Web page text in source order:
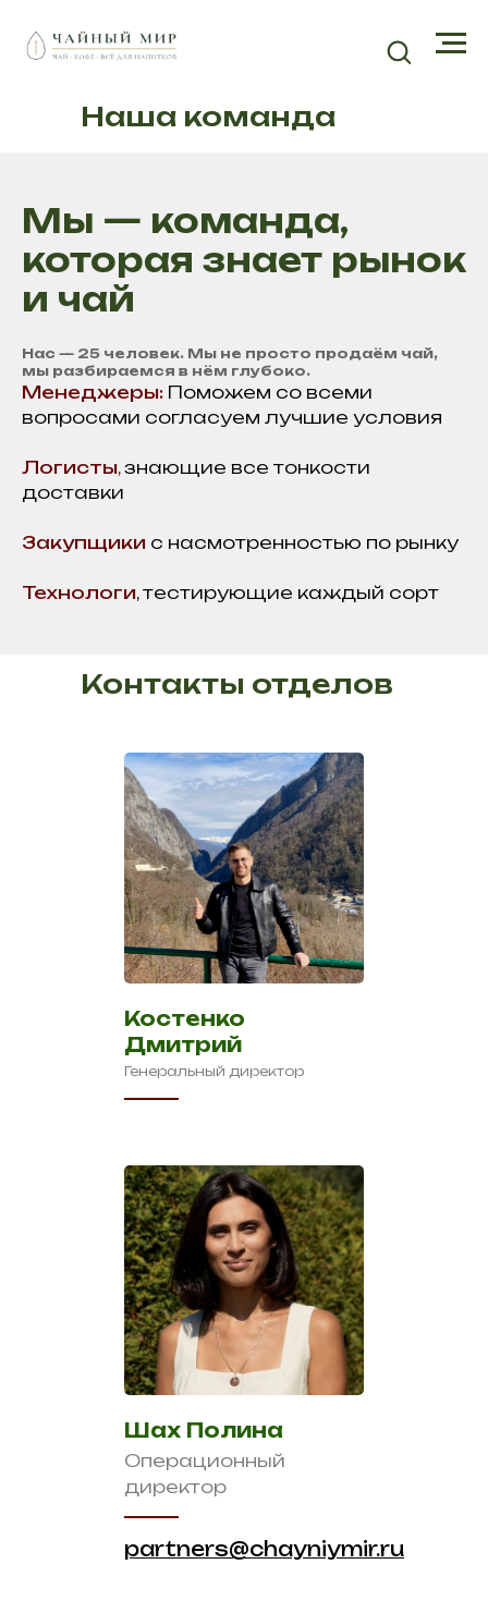
Наша команда
Мы — команда,
которая знает рынок
и чай
Нас — 25 человек. Мы не просто продаём чай,
мы разбираемся в нём глубоко.
Менеджеры: Поможем со всеми
вопросами согласуем лучшие условия
Логисты,знающие все тонкости
доставки
Закупщики с насмотренностью по рынку
Технологи, тестирующие каждый сорт
Контакты отделов
Костенко
Дмитрий
Генеральный директор
Шах Полина
Операционный
директор
partners@chayniymir.ru